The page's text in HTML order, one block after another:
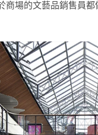
商場的文藝品銷售員